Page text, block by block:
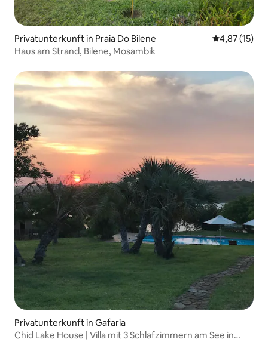
Privatunterkunft in Praia Do Bilene
4,87 (15)
Haus am Strand, Bilene, Mosambik
Privatunterkunft in Gafaria
Chid Lake House | Villa mit 3 Schlafzimmern am See in